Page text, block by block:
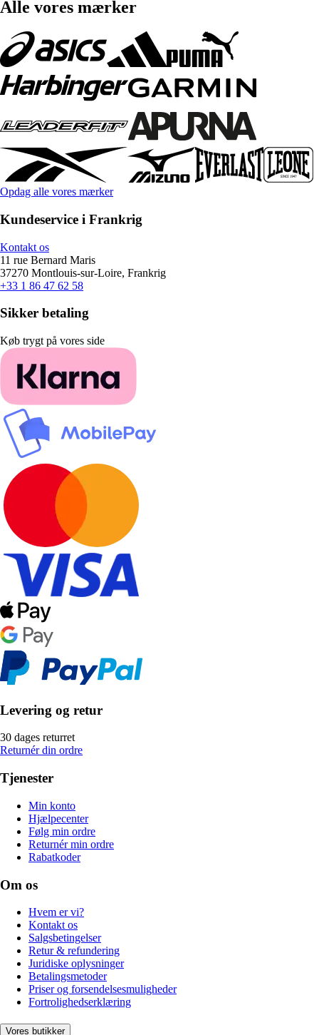
Alle vores mærker
Opdag alle vores mærker
Kundeservice i Frankrig
Kontakt os
11 rue Bernard Maris
37270 Montlouis-sur-Loire, Frankrig
+33 1 86 47 62 58
Sikker betaling
Køb trygt på vores side
Levering og retur
30 dages returret
Returnér din ordre
Tjenester
Min konto
Hjælpecenter
Følg min ordre
Returnér min ordre
Rabatkoder
Om os
Hvem er vi?
Kontakt os
Salgsbetingelser
Retur & refundering
Juridiske oplysninger
Betalingsmetoder
Priser og forsendelsesmuligheder
Fortrolighedserklæring
Vores butikker